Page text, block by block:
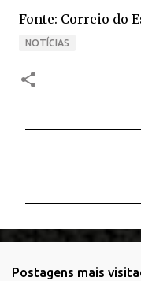
Fonte: Correio do
NOTÍCIAS
n
Postagens mais